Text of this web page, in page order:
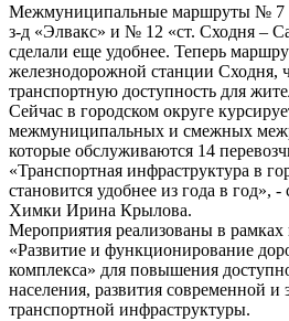
Межмуниципальные маршруты № 7
з-д «Элвакс» и № 12 «ст. Сходня –
сделали еще удобнее. Теперь
железнодорожной станции Сходня,
транспортную доступность для
Сейчас в городском округе
межмуниципальных и смежных
которые обслуживаются 14
«Транспортная инфраструктура в
становится удобнее из года в год»,
Химки Ирина Крылова.
Мероприятия реализованы в
«Развитие и функционирование
комплекса» для повышения
населения, развития современной и
транспортной инфраструктуры.